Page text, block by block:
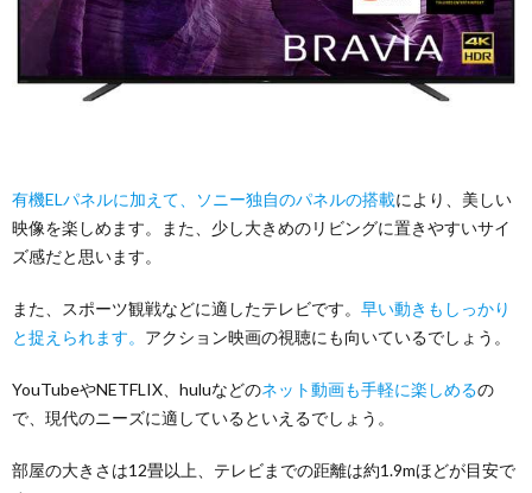
有機ELパネルに加えて、ソニー独自のパネルの搭載により、美しい
映像を楽しめます。また、少し大きめのリビングに置きやすいサイ
ズ感だと思います。
また、スポーツ観戦などに適したテレビです。 早い動きもしっかり
と捉えられます。 アクション映画の視聴にも向いているでしょう。
YouTubeやNETFLIX、huluなどのネット動画も手軽に楽しめるの
で、現代のニーズに適しているといえるでしょう。
部屋の大きさは12畳以上、テレビまでの距離は約1.9mほどが目安で